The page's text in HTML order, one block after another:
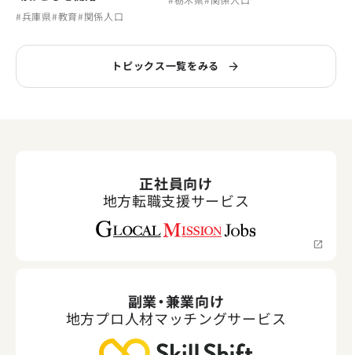
#兵庫県#教育#関係人口
トピックス一覧をみる
正社員向け
地方転職支援サービス
副業・兼業向け
地方プロ人材マッチングサービス